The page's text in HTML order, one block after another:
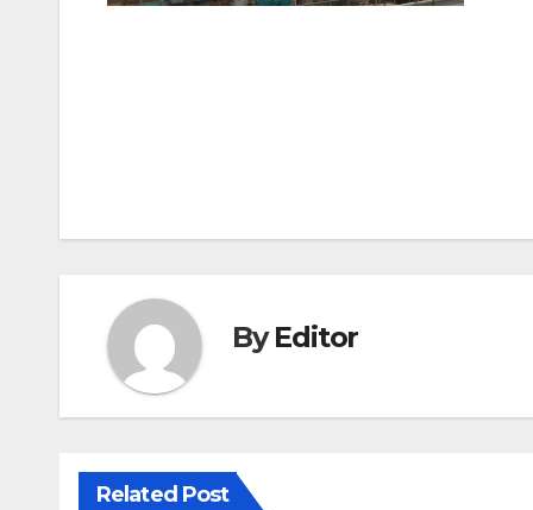
ByEditor
Related Post